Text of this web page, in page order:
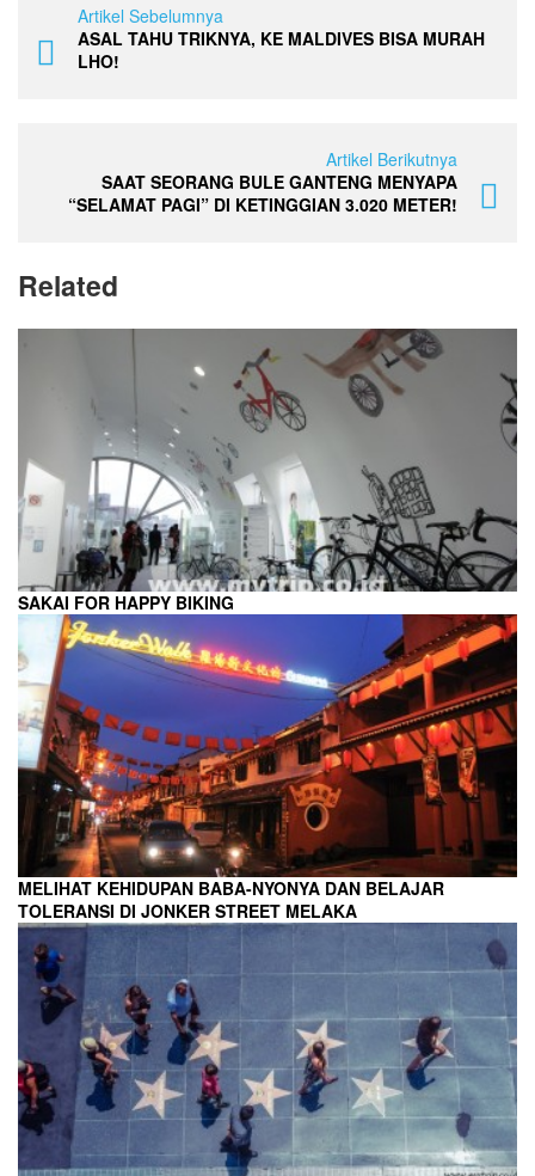
Artikel Sebelumnya
ASAL TAHU TRIKNYA, KE MALDIVES BISA MURAH
LHO!
Artikel Berikutnya
SAAT SEORANG BULE GANTENG MENYAPA
“SELAMAT PAGI” DI KETINGGIAN 3.020 METER!
Related
SAKAI FOR HAPPY BIKING
MELIHAT KEHIDUPAN BABA-NYONYA DAN BELAJAR
TOLERANSI DI JONKER STREET MELAKA